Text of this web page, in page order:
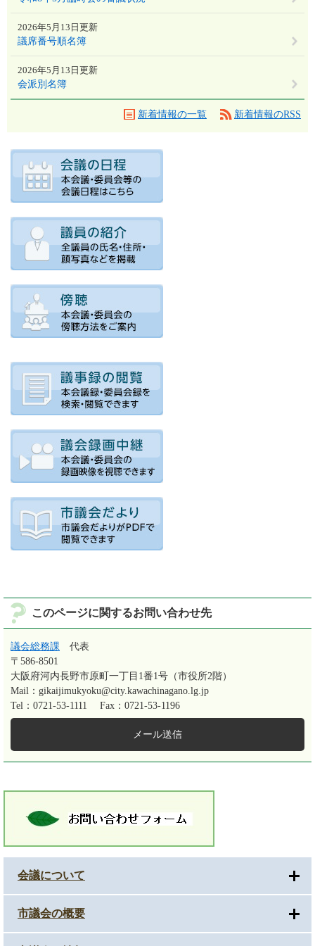
議席番号順名簿
2026年5月13日更新
会派別名簿
2026年5月13日更新
新着情報の一覧 新着情報のRSS
このページに関するお問い合わせ先
議会総務課
代表
〒586-8501
大阪府河内長野市原町一丁目1番1号（市役所2階）
Mail：gikaijimukyoku@city.kawachinagano.lg.jp
Tel：0721-53-1111
Fax：0721-53-1196
メール送信
会議について
市議会の概要